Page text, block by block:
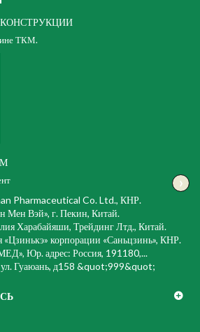
ТКМ.
›
Pharmaceutical Co. Ltd., КНР.
Мен Вэй», г. Пекин, Китай.
Харабайяши, Трейдинг Лтд., Китай.
«Цзинькэ» корпорации «Саньцзинь», КНР.
Юр. адрес: Россия, 191180,...
Гуаюань, д158 &quot;999&quot;